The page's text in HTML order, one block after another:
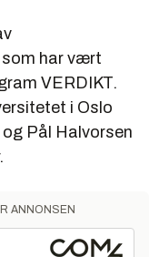
har vært
VERDIKT.
i Oslo
Pål Halvorsen
ANNONSEN